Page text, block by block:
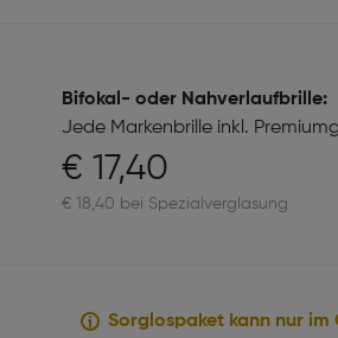
Bifokal- oder Nahverlaufbrille:
Jede Markenbrille inkl.
€ 17,40
€ 18,40 bei Spezialverglasung
Sorglospaket kann nur